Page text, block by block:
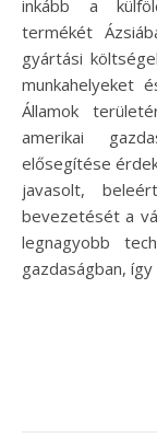
inkább a
termékét
gyártási
munkahelyeket
Államok
amerikai
elősegítése
javasolt,
bevezetését a
legnagyobb
gazdaságban,